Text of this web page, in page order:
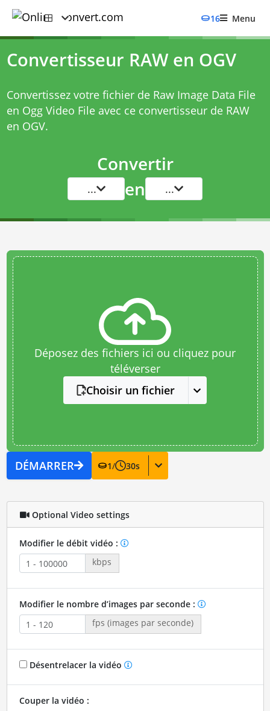
16 Menu
Convertisseur RAW en OGV
Convertissez votre fichier de Raw Image Data File
en Ogg Video File avec ce convertisseur de RAW
en OGV.
Convertir
... en ...
Déposez des fichiers ici ou cliquez pour
téléverser
Choisir un fichier
DÉMARRER 1/ 30s
Optional Video settings
Modifier le débit vidéo :
kbps
Modifier le nombre d’images par seconde :
fps (images par seconde)
Désentrelacer la vidéo
Couper la vidéo :